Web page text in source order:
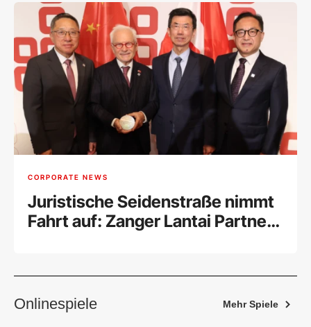
CORPORATE NEWS
Juristische Seidenstraße nimmt
Fahrt auf: Zanger Lantai Partners
Onlinespiele Mehr Spiele